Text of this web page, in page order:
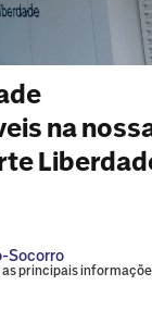
na
Socorro
principais